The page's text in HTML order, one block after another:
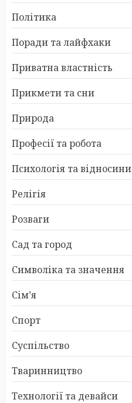
Політика
Поради та лайфхаки
Приватна властність
Прикмети та сни
Природа
Професії та робота
Психологія та відносини
Релігія
Розваги
Сад та город
Символіка та значення
Сім’я
Спорт
Суспільство
Тваринництво
Технології та девайси